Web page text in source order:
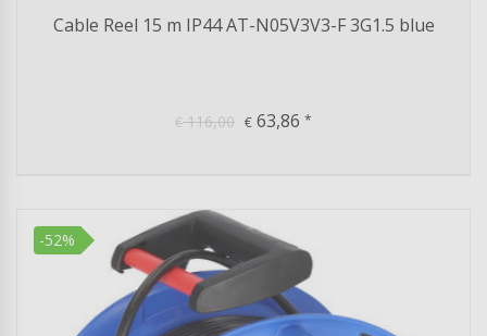
Cable Reel 15 m IP44 AT-N05V3V3-F 3G1.5 blue
€116,00 € 63,86 *
-52%